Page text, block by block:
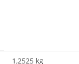
1,2525 kg